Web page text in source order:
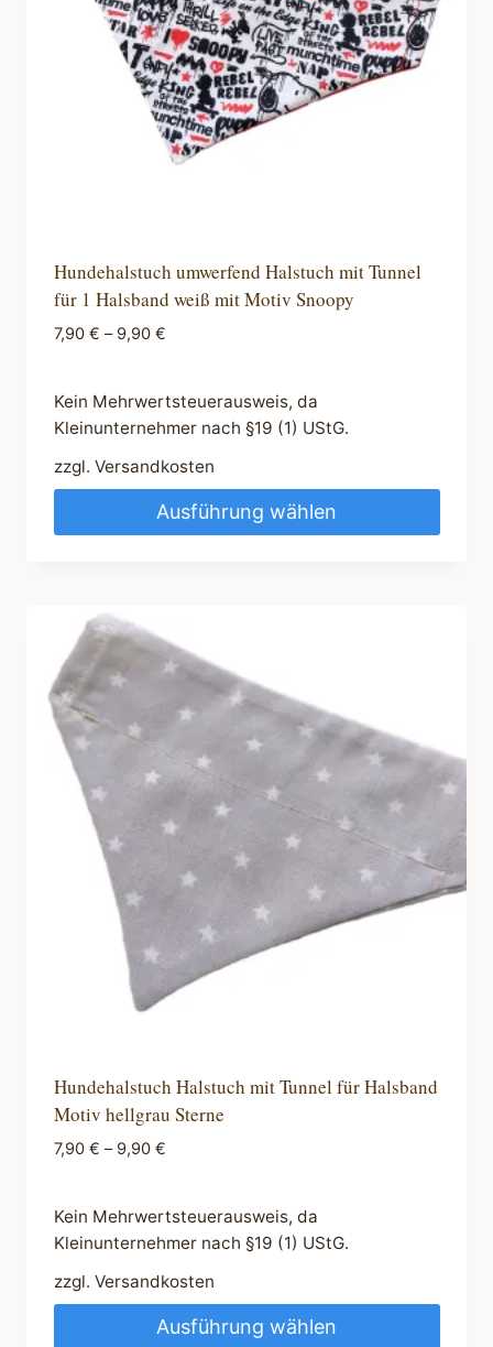
Hundehalstuch umwerfend Halstuch mit Tunnel
für 1 Halsband weiß mit Motiv Snoopy
7,90 € – 9,90 €
Kein Mehrwertsteuerausweis, da
Kleinunternehmer nach §19 (1) UStG.
zzgl. Versandkosten
Ausführung wählen
mehrere
Varianten
auf.
Die
Optionen
können
Produktseite
gewählt
Hundehalstuch Halstuch mit Tunnel für Halsband
Motiv hellgrau Sterne
7,90 € – 9,90 €
Kein Mehrwertsteuerausweis, da
Kleinunternehmer nach §19 (1) UStG.
zzgl. Versandkosten
Ausführung wählen